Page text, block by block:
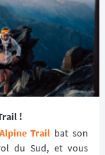
!
Trail bat son
du Sud, et vous